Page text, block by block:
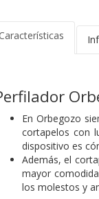
En Orbegozo
cortapelos con
dispositivo es
Además, el
mayor
los molestos y